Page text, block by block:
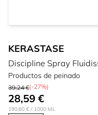
KERASTASE
Discipline Spray
Productos de peinado
39,24 €(-27%)
28,59 €
190,60 € / 1000 ML